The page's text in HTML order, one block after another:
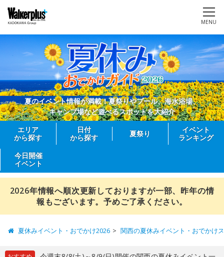
MENU
夏のイベント情報が満載！夏祭りやプール、海水浴場、
キャンプ場など遊べるスポットを大紹介
エリア
から探す
日付
から探す
夏祭り
イベント
ランキング
今日開催
イベント
2026年情報へ順次更新しておりますが一部、昨年の情
報もございます。予めご了承ください。
夏休みイベント・おでかけ2026 関西の夏休みイベント・おでかけ